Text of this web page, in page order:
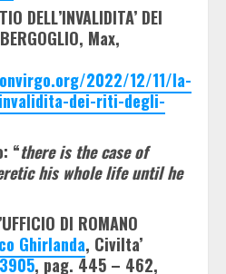
DELL’INVALIDITA’ DEI
Max,
2022/12/11/la-
dei-riti-degli-
“there is the case of
his whole life until he
DI ROMANO
Ghirlanda, Civilta’
, pag. 445 – 462,